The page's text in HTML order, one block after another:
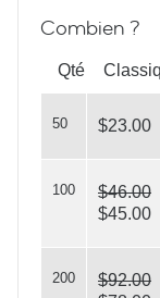
Combien ?
Qté
50 $23.00
100
$46.00
$45.00
200
$92.00